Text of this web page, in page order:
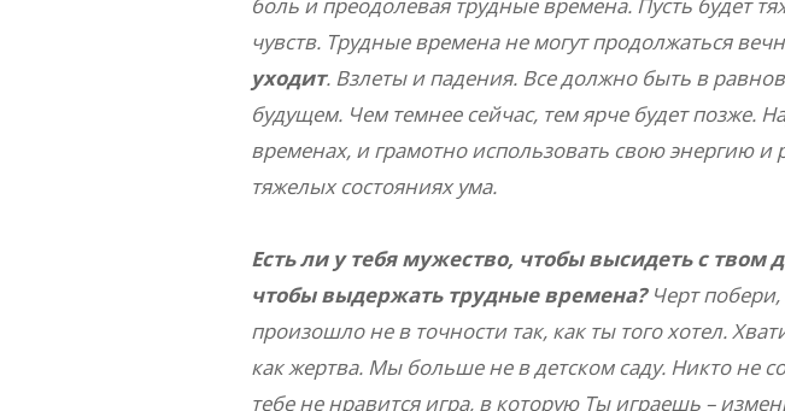
боль и преодолевая трудные времена. Пусть будет
чувств. Трудные времена не могут продолжаться
уходит. Взлеты и падения. Все должно быть в
будущем. Чем темнее сейчас, тем ярче будет позже.
временах, и грамотно использовать свою энергию
тяжелых состояниях ума.
Есть ли у тебя мужество, чтобы высидеть с твом
чтобы выдержать трудные времена?Черт побери,
произошло не в точности так, как ты того хотел.
как жертва. Мы больше не в детском саду. Никто не
тебе не нравится игра, в которую Ты играешь –